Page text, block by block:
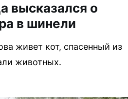
высказался о
в шинели
живет кот, спасенный из
животных.